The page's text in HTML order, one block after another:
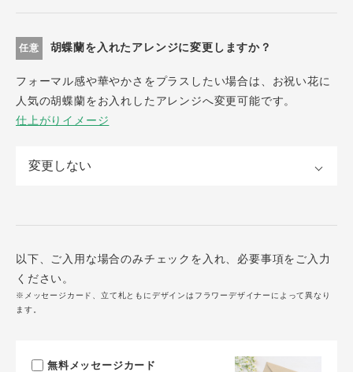
任意 胡蝶蘭を入れたアレンジに変更しますか？
フォーマル感や華やかさをプラスしたい場合は、お祝い花に
人気の胡蝶蘭をお入れしたアレンジへ変更可能です。
仕上がりイメージ
以下、ご入用な場合のみチェックを入れ、必要事項をご入力
ください。
※メッセージカード、立て札ともにデザインはフラワーデザイナーによって異なり
ます。
無料メッセージカード